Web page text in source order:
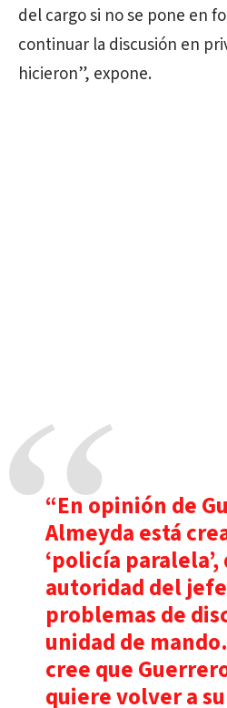
del cargo si no se pone en
continuar la discusión en
hicieron”, expone.
“En opinión de
Almeyda está
‘policía
autoridad del
problemas de
unidad de
cree que
quiere volver a